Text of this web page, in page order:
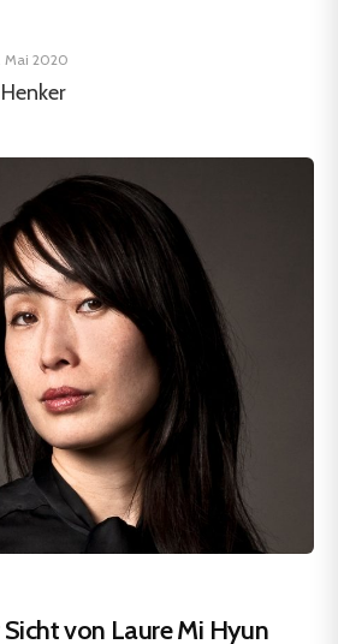
Mai 2020
von Laure Mi Hyun